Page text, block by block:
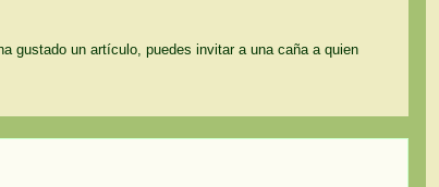
gustado un artículo, puedes invitar a una caña a quien